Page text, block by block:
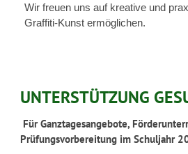
Wir freuen uns auf kreative und
Graffiti-Kunst ermöglichen.
UNTERSTÜTZUNG
Für Ganztagesangebote,
Prüfungsvorbereitung im Schuljahr